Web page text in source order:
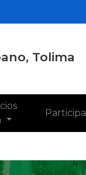
Tolima
Participa